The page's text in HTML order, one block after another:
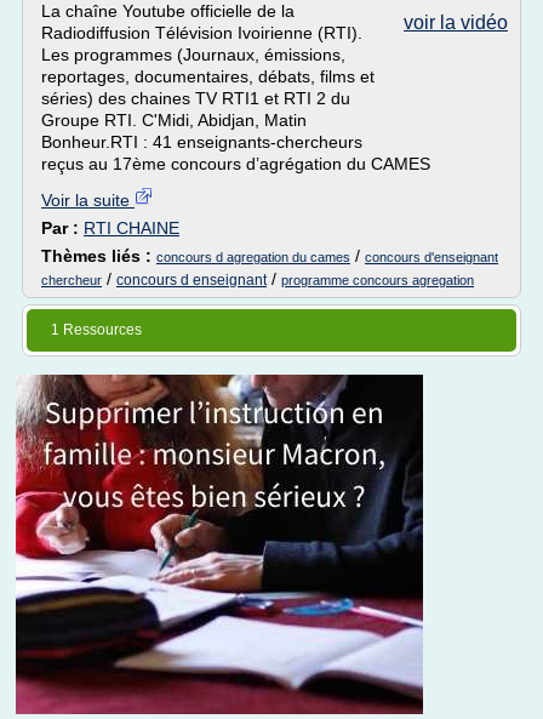
voir la vidéo
La chaîne Youtube officielle de la
Radiodiffusion Télévision Ivoirienne (RTI).
Les programmes (Journaux, émissions,
reportages, documentaires, débats, films et
séries) des chaines TV RTI1 et RTI 2 du
Groupe RTI. C'Midi, Abidjan, Matin
Bonheur.RTI : 41 enseignants-chercheurs
reçus au 17ème concours d’agrégation du CAMES
Voir la suite
Par : RTI CHAINE
Thèmes liés : concours d agregation du cames / concours d'enseignant
chercheur / concours d enseignant/ programme concours agregation
1 Ressources